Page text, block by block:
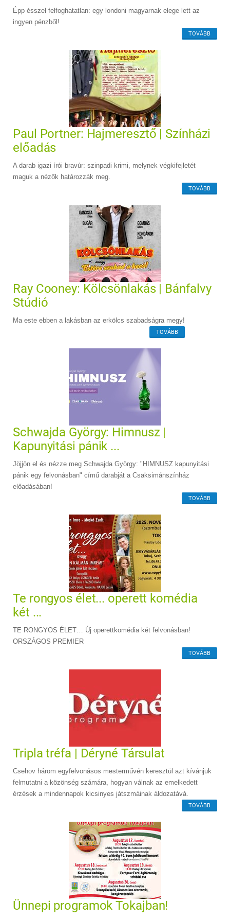
Épp ésszel felfoghatatlan: egy londoni magyarnak elege lett az
ingyen pénzből!
TOVÁBB
Paul Portner: Hajmeresztő | Színházi
előadás
A darab igazi írói bravúr: szinpadi krimi, melynek végkifejletét
maguk a nézők határozzák meg.
TOVÁBB
Ray Cooney: Kölcsönlakás | Bánfalvy
Stúdió
Ma este ebben a lakásban az erkölcs szabadságra megy!
TOVÁBB
Schwajda György: Himnusz |
Kapunyitási pánik ...
Jöjjön el és nézze meg Schwajda György: "HIMNUSZ kapunyitási
pánik egy felvonásban" című darabját a Csaksimánszínház
előadásában!
TOVÁBB
Te rongyos élet... operett komédia
két ...
TE RONGYOS ÉLET… Új operettkomédia két felvonásban!
ORSZÁGOS PREMIER
TOVÁBB
Tripla tréfa | Déryné Társulat
Csehov három egyfelvonásos mesterművén keresztül azt kívánjuk
felmutatni a közönség számára, hogyan válnak az emelkedett
érzések a mindennapok kicsinyes játszmáinak áldozatává.
TOVÁBB
Ünnepi programok Tokajban!